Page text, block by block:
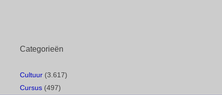
Categorieën
Cultuur (3.617)
Cursus (497)